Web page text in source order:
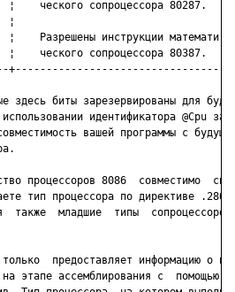
¦    ческого сопроцессора 80287.
¦
¦    Разрешены инструкции математи-
¦    ческого сопроцессора 80387.
здесь биты зарезервированы для
идентификатора @Cpu
вашей программы с
процессоров 8086  совместимо
тип процессора по директиве .286,
также  младшие  типы  сопроцессоров
предоставляет информацию о
этапе ассемблирования с  помощью